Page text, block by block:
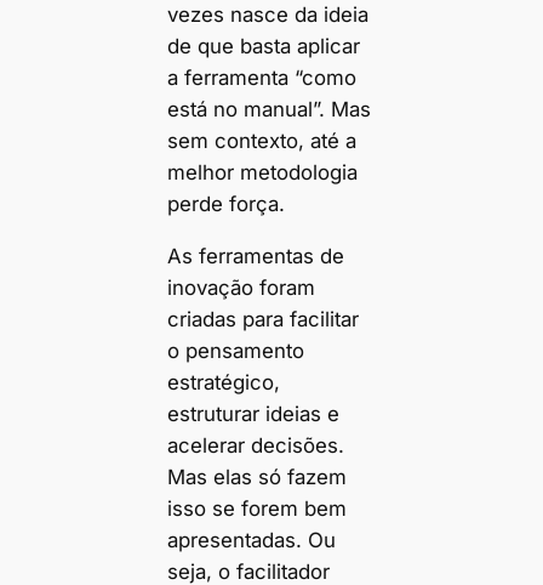
vezes nasce da ideia
de que basta aplicar
a ferramenta “como
está no manual”. Mas
sem contexto, até a
melhor metodologia
perde força.
As ferramentas de
inovação foram
criadas para facilitar
o pensamento
estratégico,
estruturar ideias e
acelerar decisões.
Mas elas só fazem
isso se forem bem
apresentadas. Ou
seja, o facilitador